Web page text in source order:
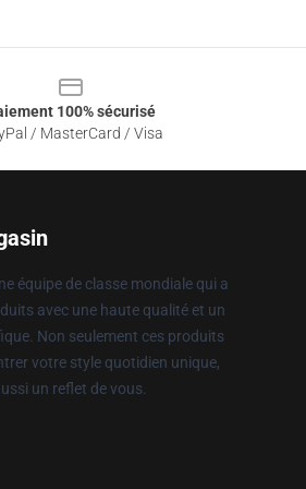
100% sécurisé
/ MasterCard / Visa
équipe de classe mondiale qui a
avec une haute qualité et un
Non seulement ces produits
votre style quotidien unique,
un reflet de vous.